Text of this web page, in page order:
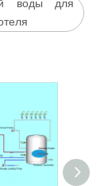
воды для